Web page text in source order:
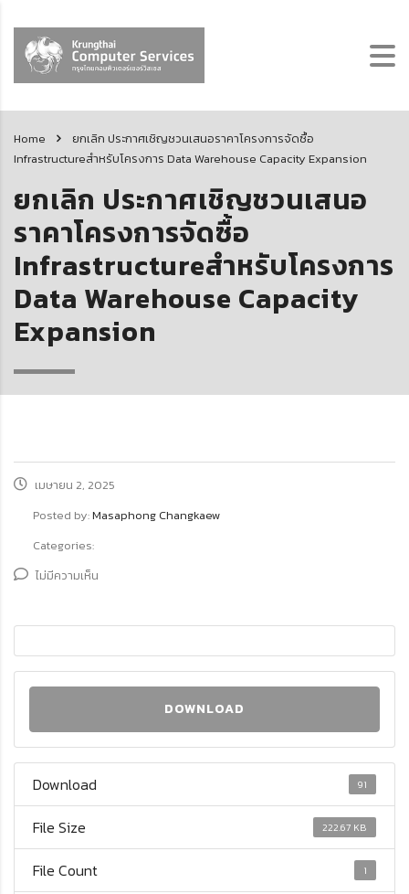
Home
ยกเลิก ประกาศเชิญชวนเสนอราคาโครงการจัดซื้อ
Infrastructureสำหรับโครงการ Data Warehouse Capacity Expansion
ยกเลิก ประกาศเชิญชวนเสนอ
ราคาโครงการจัดซื้อ
Infrastructureสำหรับโครงการ
Data Warehouse Capacity
Expansion
เมษายน 2, 2025
Posted by:Masaphong Changkaew
Categories:
ไม่มีความเห็น
DOWNLOAD
Download 91
File Size 222.67 KB
File Count 1